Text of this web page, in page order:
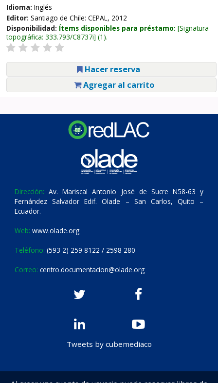
Idioma: Inglés
Editor: Santiago de Chile: CEPAL, 2012
Disponibilidad: Ítems disponibles para préstamo: Signatura
topográfica: 333.793/C8737i (1).
Hacer reserva
Agregar al carrito
Dirección: Av. Mariscal Antonio José de Sucre N58-63 y
Fernández Salvador Edif. Olade – San Carlos, Quito –
Ecuador.
Web: www.olade.org
Teléfono: (593 2) 259 8122 / 2598 280
Correo: centro.documentacion@olade.org
Tweets by cubemediaco